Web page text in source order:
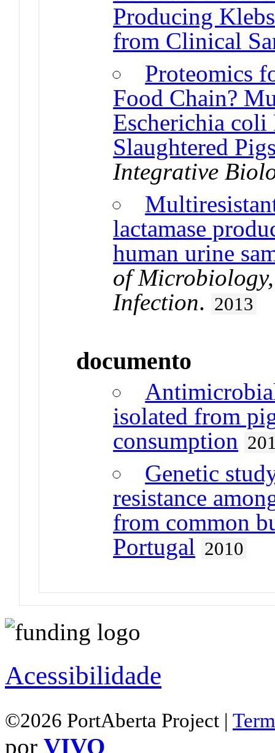
Producing
from Clinical
Proteomics
Food Chain?
Escherichia coli
Slaughtered
Integrative
lactamase
human urine
of
Infection. 2013
documento
isolated from
consumption
Genetic
resistance
from common
Portugal 2010
Acessibilidade
©2026 PortAberta Project |
por VIVO